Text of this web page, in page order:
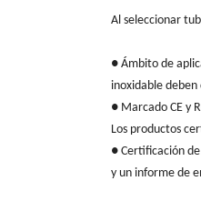
Al seleccionar
● Ámbito de
inoxidable deben
● Marcado CE y
Los productos
● Certificación
y un informe de